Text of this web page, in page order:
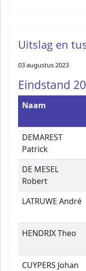
Uitslag en
03 augustus 2023
Eindstand
Naam
DEMAREST
Patrick
DE MESEL
Robert
LATRUWE André
HENDRIX Theo
CUYPERS Johan